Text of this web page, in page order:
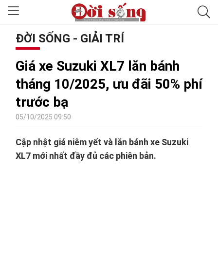
ĐỜI SỐNG - GIẢI TRÍ
Giá xe Suzuki XL7 lăn bánh
tháng 10/2025, ưu đãi 50% phí
trước bạ
05/10/2025 09:50
Cập nhật giá niêm yết và lăn bánh xe Suzuki
XL7 mới nhất đầy đủ các phiên bản.